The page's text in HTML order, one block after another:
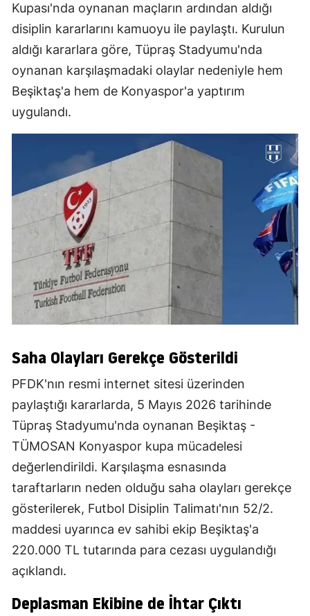
Kupası'nda oynanan maçların ardından aldığı
disiplin kararlarını kamuoyu ile paylaştı. Kurulun
aldığı kararlara göre, Tüpraş Stadyumu'nda
oynanan karşılaşmadaki olaylar nedeniyle hem
Beşiktaş'a hem de Konyaspor'a yaptırım
uygulandı.
Saha Olayları Gerekçe Gösterildi
PFDK'nın resmi internet sitesi üzerinden
paylaştığı kararlarda, 5 Mayıs 2026 tarihinde
Tüpraş Stadyumu'nda oynanan Beşiktaş -
TÜMOSAN Konyaspor kupa mücadelesi
değerlendirildi. Karşılaşma esnasında
taraftarların neden olduğu saha olayları gerekçe
gösterilerek, Futbol Disiplin Talimatı'nın 52/2.
maddesi uyarınca ev sahibi ekip Beşiktaş'a
220.000 TL tutarında para cezası uygulandığı
açıklandı.
Deplasman Ekibine de İhtar Çıktı